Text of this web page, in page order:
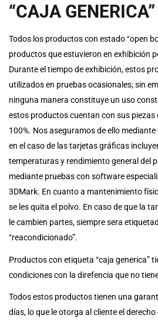
“CAJA GENERICA”
Todos los productos con estado “open
productos que estuvieron en exhibición
Durante el tiempo de exhibición, estos
utilizados en pruebas ocasionales; sin
ninguna manera constituye un uso
estos productos cuentan con sus piezas
100%. Nos aseguramos de ello
en el caso de las tarjetas gráficas
temperaturas y rendimiento general del
mediante pruebas con software
3DMark. En cuanto a mantenimiento
se les quita el polvo. En caso de que la
le cambien partes, siempre sera
“reacondicionado”.
Productos con etiqueta “caja generica”
condiciones con la direfencia que no
Todos estos productos tienen una
días, lo que le otorga al cliente el